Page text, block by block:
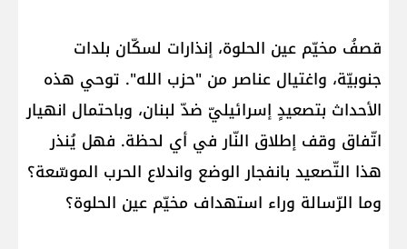
قصفُ مخيّم عين الحلوة، إنذارات لسكّان بلدات
جنوبيّة، واغتيال عناصر من "حزب الله". توحي هذه
الأحداث بتصعيدٍ إسرائيليّ ضدّ لبنان، وباحتمال انهيار
اتّفاق وقف إطلاق النّار في أي لحظة. فهل يُنذر
هذا التّصعيد بانفجار الوضع واندلاع الحرب الموسّعة؟
وما الرّسالة وراء استهداف مخيّم عين الحلوة؟